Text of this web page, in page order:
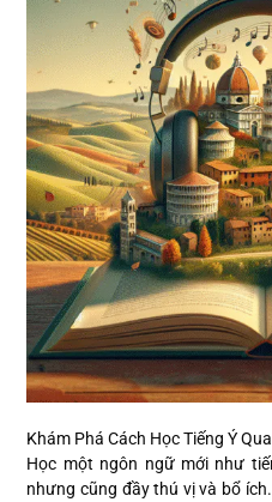
Khám Phá Cách Học Tiếng Ý
Học một ngôn ngữ mới như
nhưng cũng đầy thú vị và bổ